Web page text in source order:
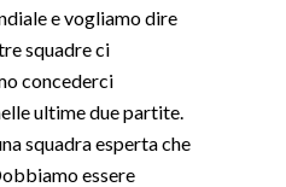
e vogliamo dire
squadre ci
concederci
ultime due partite.
squadra esperta che
essere